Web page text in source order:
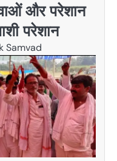
और परेशान
परेशान
Samvad